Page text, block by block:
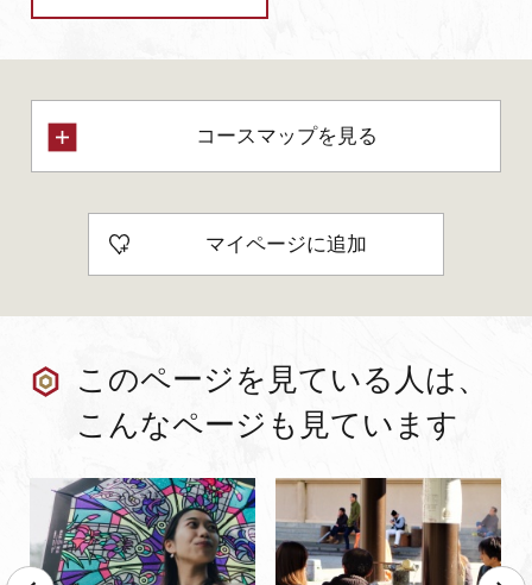
コースマップを見る
マイページに追加
このページを見ている人は、
こんなページも見ています